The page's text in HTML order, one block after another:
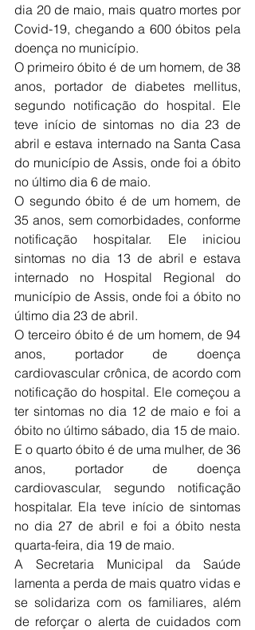
dia 20 de maio, mais quatro mortes por
Covid-19, chegando a 600 óbitos pela
doença no município.
O primeiro óbito é de um homem, de 38
anos, portador de diabetes mellitus,
segundo notificação do hospital. Ele
teve início de sintomas no dia 23 de
abril e estava internado na Santa Casa
do município de Assis, onde foi a óbito
no último dia 6 de maio.
O segundo óbito é de um homem, de
35 anos, sem comorbidades, conforme
notificação hospitalar. Ele iniciou
sintomas no dia 13 de abril e estava
internado no Hospital Regional do
município de Assis, onde foi a óbito no
último dia 23 de abril.
O terceiro óbito é de um homem, de 94
anos, portador de doença
cardiovascular crônica, de acordo com
notificação do hospital. Ele começou a
ter sintomas no dia 12 de maio e foi a
óbito no último sábado, dia 15 de maio.
E o quarto óbito é de uma mulher, de 36
anos, portador de doença
cardiovascular, segundo notificação
hospitalar. Ela teve início de sintomas
no dia 27 de abril e foi a óbito nesta
quarta-feira, dia 19 de maio.
A Secretaria Municipal da Saúde
lamenta a perda de mais quatro vidas e
se solidariza com os familiares, além
de reforçar o alerta de cuidados com